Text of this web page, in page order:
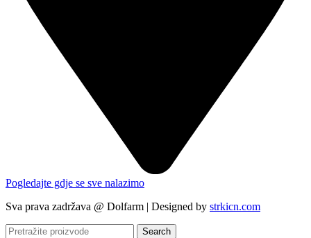
Pogledajte gdje se sve nalazimo
Sva prava zadržava @ Dolfarm | Designed by strkicn.com
Search